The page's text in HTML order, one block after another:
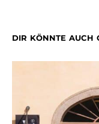
DIR KÖNNTE AUCH